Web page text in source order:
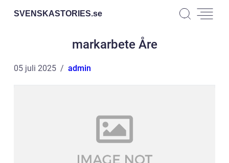
SVENSKASTORIES.se
markarbete Åre
05 juli 2025 admin